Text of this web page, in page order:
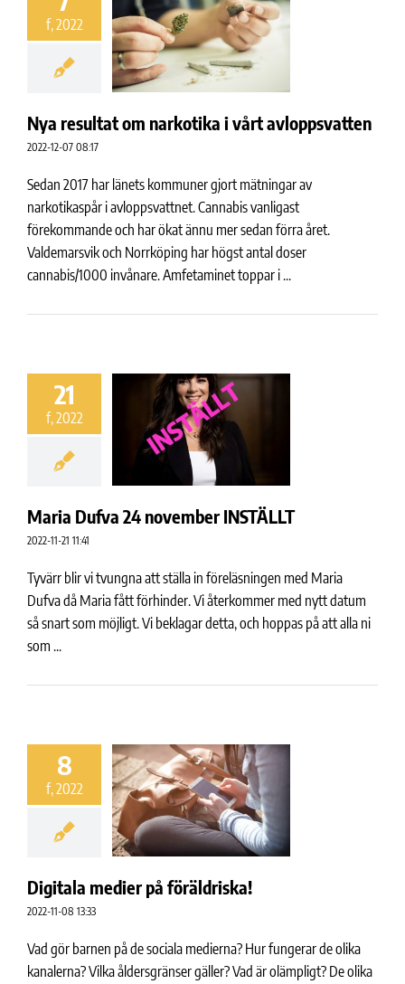
f, 2022
Nya resultat om narkotika i vårt avloppsvatten
2022-12-07 08:17
Sedan 2017 har länets kommuner gjort mätningar av
narkotikaspår i avloppsvattnet. Cannabis vanligast
förekommande och har ökat ännu mer sedan förra året.
Valdemarsvik och Norrköping har högst antal doser
cannabis/1000 invånare. Amfetaminet toppar i ...
21
f, 2022
Maria Dufva 24 november INSTÄLLT
2022-11-21 11:41
Tyvärr blir vi tvungna att ställa in föreläsningen med Maria
Dufva då Maria fått förhinder. Vi återkommer med nytt datum
så snart som möjligt. Vi beklagar detta, och hoppas på att alla ni
som ...
8
f, 2022
Digitala medier på föräldriska!
2022-11-08 13:33
Vad gör barnen på de sociala medierna? Hur fungerar de olika
kanalerna? Vilka åldersgränser gäller? Vad är olämpligt? De olika